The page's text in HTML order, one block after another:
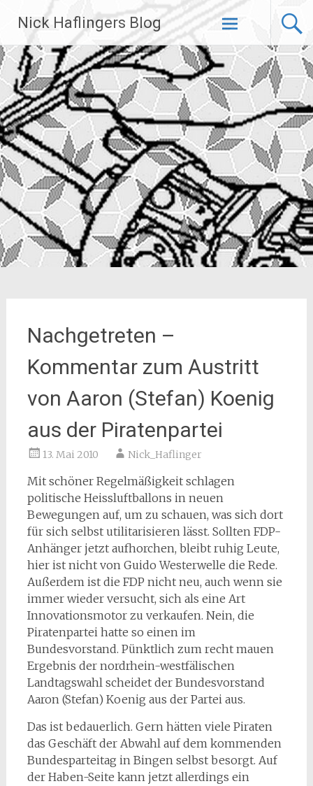
Inhalt
springen
Nick Haflingers Blog
Nachgetreten –
Kommentar zum Austritt
von Aaron (Stefan) Koenig
aus der Piratenpartei
13. Mai 2010 Nick_Haflinger
Mit schöner Regelmäßigkeit schlagen
politische Heissluftballons in neuen
Bewegungen auf, um zu schauen, was sich dort
für sich selbst utilitarisieren lässt. Sollten FDP-
Anhänger jetzt aufhorchen, bleibt ruhig Leute,
hier ist nicht von Guido Westerwelle die Rede.
Außerdem ist die FDP nicht neu, auch wenn sie
immer wieder versucht, sich als eine Art
Innovationsmotor zu verkaufen. Nein, die
Piratenpartei hatte so einen im
Bundesvorstand. Pünktlich zum recht mauen
Ergebnis der nordrhein-westfälischen
Landtagswahl scheidet der Bundesvorstand
Aaron (Stefan) Koenig aus der Partei aus.
Das ist bedauerlich. Gern hätten viele Piraten
das Geschäft der Abwahl auf dem kommenden
Bundesparteitag in Bingen selbst besorgt. Auf
der Haben-Seite kann jetzt allerdings ein